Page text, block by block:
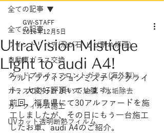
全ての記事
ウインドリペア(飛び石･ヒビ割れ修理)
自動車ガラス交換
グッドプライスフロントガラス(海外製)
ガラスのひっかきキズ･油膜・水垢除去
カーフィルム施工
UVカット透明断熱フィルム
全ての記事
UltraVision Mistique
Light to audi A4!
GW-STAFF
2016年12月5日
ウルトラヴィジョンミスティックライ
ト、大変好評頂いています。
前回、福島県にて30アルファードを施
工しましたが、その日にもう一台施工
したお車、audi A4のご紹介。